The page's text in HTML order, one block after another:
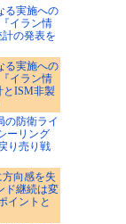
る実施への
イラン情
の発表を
る実施への
イラン情
とISM非製
の防衛ライ
ーリング
り売り戦
向感を失
ド継続は変
イントと